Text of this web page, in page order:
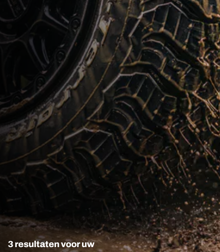
3 resultaten voor uw